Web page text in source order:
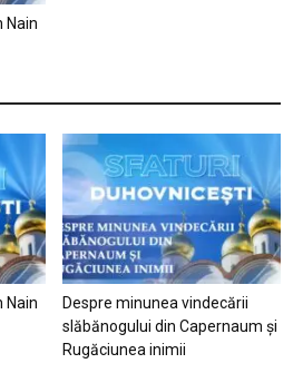
Nain
Nain
Despre minunea vindecării
slăbănogului din Capernaum și
Rugăciunea inimii